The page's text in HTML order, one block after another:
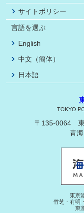
サイトポリシー
言語を選ぶ
English
中文（簡体）
日本語
TOKYO
〒135-0064
青
東京
竹芝・有明
東